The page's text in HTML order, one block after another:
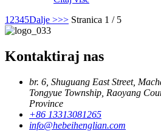
1 2345Dalje >>> Stranica 1 / 5
Kontaktiraj nas
br. 6, Shuguang East Street,
Tongyue Township, Raoyang
Province
+86 13313081265
info@hebeihenglian.com